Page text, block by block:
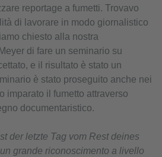
reportage a fumetti. Trovavo
di lavorare in modo giornalistico
chiesto alla nostra
di fare un seminario su
e il risultato è stato un
è stato proseguito anche nei
imparato il fumetto attraverso
documentaristico.
der letzte Tag vom Rest deines
grande riconoscimento a livello